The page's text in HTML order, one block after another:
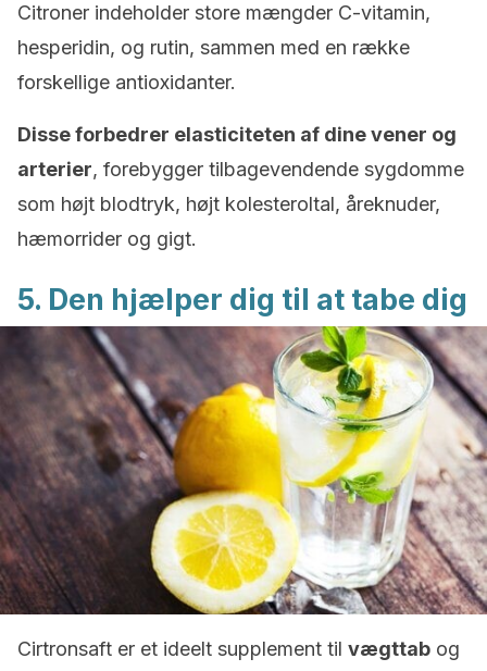
Citroner indeholder store mængder C-vitamin,
hesperidin, og rutin, sammen med en række
forskellige antioxidanter.
Disse forbedrer elasticiteten af dine vener og
arterier, forebygger tilbagevendende sygdomme
som højt blodtryk, højt kolesteroltal, åreknuder,
hæmorrider og gigt.
5. Den hjælper dig til at tabe dig
Cirtronsaft er et ideelt supplement til vægttab og